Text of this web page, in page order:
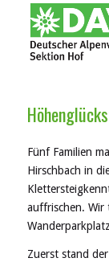
Fünf Familien
Hirschbach in
auffrischen. Wir
Zuerst stand